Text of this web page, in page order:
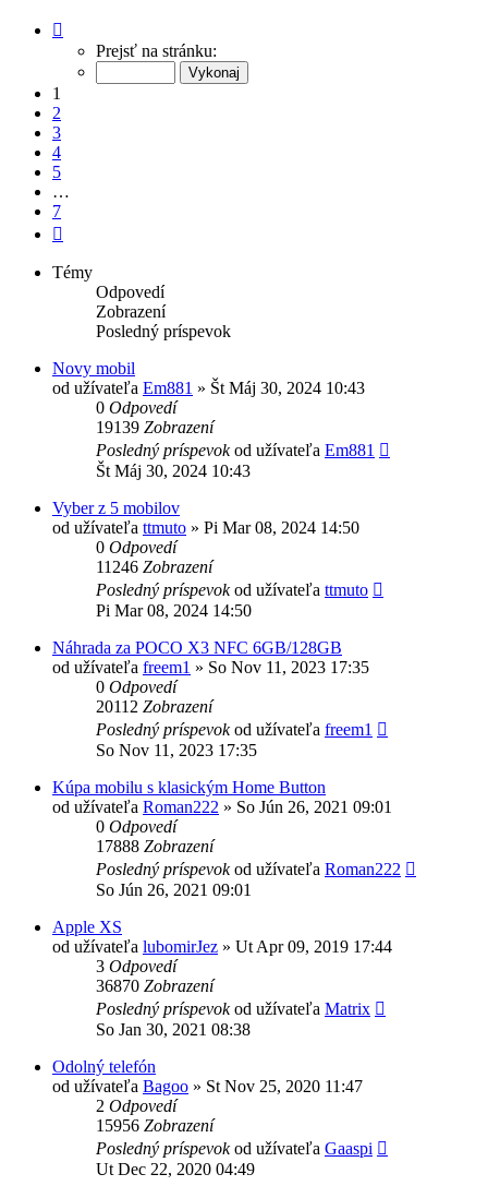
Prejsť na stránku:
1
2
3
4
5
…
7
Témy
Odpovedí
Zobrazení
Posledný príspevok
Novy mobil
od užívateľa Em881 » Št Máj 30, 2024 10:43
0 Odpovedí
19139 Zobrazení
Posledný príspevokod užívateľa Em881
Št Máj 30, 2024 10:43
Vyber z 5 mobilov
od užívateľa ttmuto » Pi Mar 08, 2024 14:50
0 Odpovedí
11246 Zobrazení
Posledný príspevokod užívateľa ttmuto
Pi Mar 08, 2024 14:50
Náhrada za POCO X3 NFC 6GB/128GB
od užívateľa freem1 » So Nov 11, 2023 17:35
0 Odpovedí
20112 Zobrazení
Posledný príspevokod užívateľa freem1
So Nov 11, 2023 17:35
Kúpa mobilu s klasickým Home Button
od užívateľa Roman222 » So Jún 26, 2021 09:01
0 Odpovedí
17888 Zobrazení
Posledný príspevokod užívateľa Roman222
So Jún 26, 2021 09:01
Apple XS
od užívateľa lubomirJez » Ut Apr 09, 2019 17:44
3 Odpovedí
36870 Zobrazení
Posledný príspevokod užívateľa Matrix
So Jan 30, 2021 08:38
Odolný telefón
od užívateľa Bagoo » St Nov 25, 2020 11:47
2 Odpovedí
15956 Zobrazení
Posledný príspevokod užívateľa Gaaspi
Ut Dec 22, 2020 04:49